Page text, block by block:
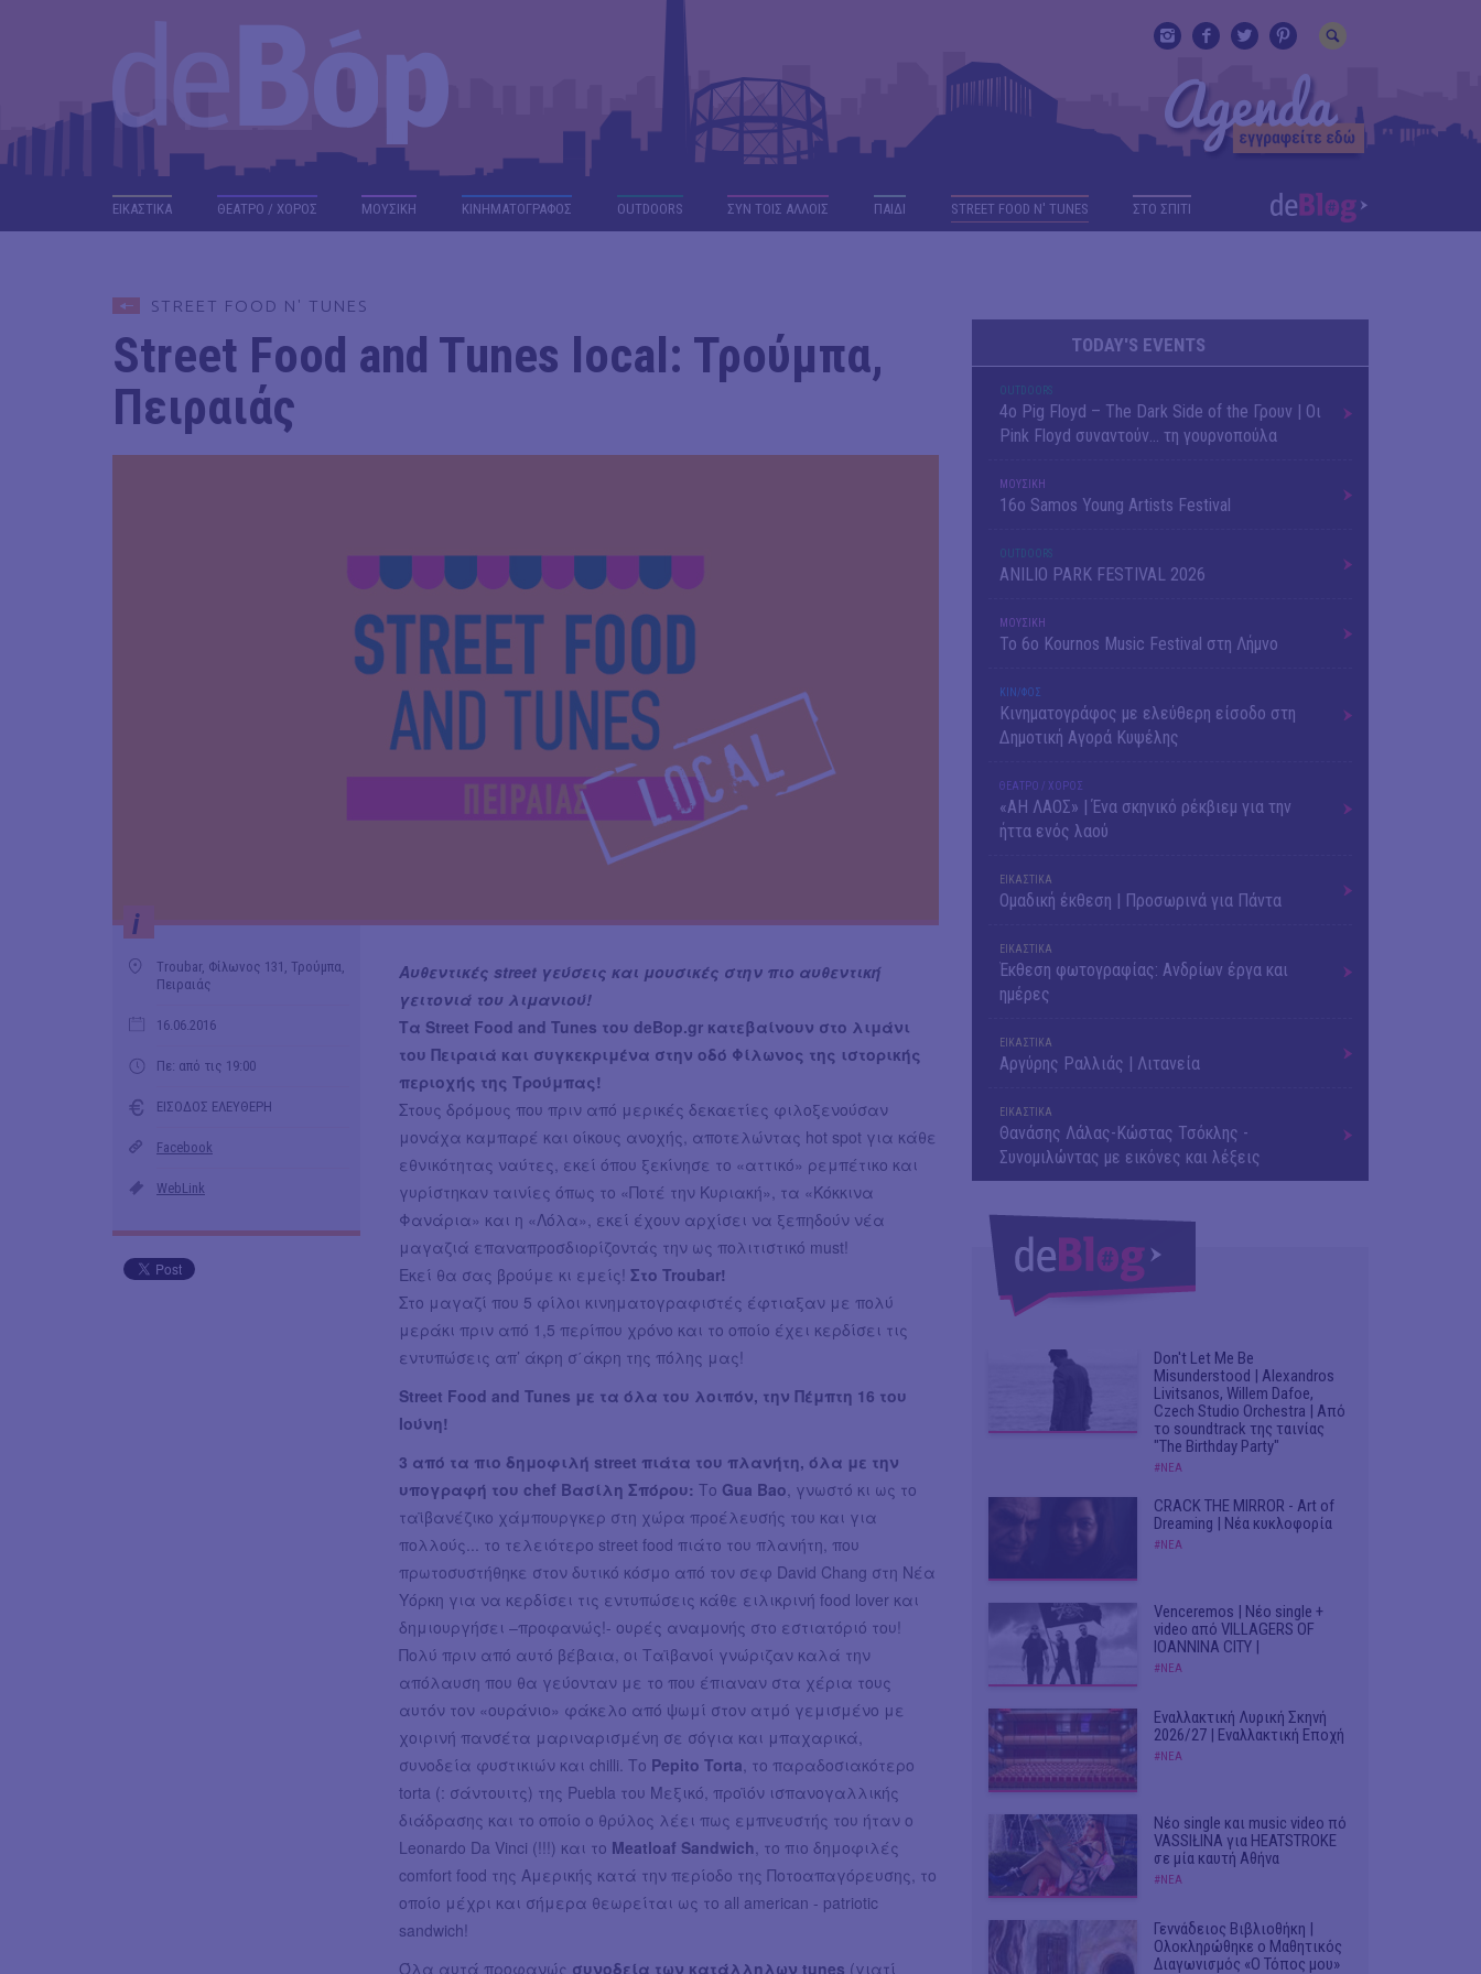
ΕΙΚΑΣΤΙΚΑ ΘΕΑΤΡΟ / ΧΟΡΟΣ ΜΟΥΣΙΚΗ ΚΙΝΗΜΑΤΟΓΡΑΦΟΣ OUTDΟORS ΣΥΝ ΤΟΙΣ ΑΛΛΟΙΣ ΠΑΙΔΙ STREET FOOD N' TUNES ΣΤΟ ΣΠΙΤΙ
STREET FOOD N' TUNES
Street Food and Tunes local: Τρούμπα,
Πειραιάς
i
Troubar, Φίλωνος 131, Τρούμπα,
Πειραιάς
16.06.2016
Πε: από τις 19:00
ΕΙΣΟΔΟΣ ΕΛΕΥΘΕΡΗ
Facebook
WebLink
Αυθεντικές street γεύσεις και μουσικές στην πιο αυθεντική
γειτονιά του λιμανιού!
Τα Street Food and Tunes του deBop.gr κατεβαίνουν στο λιμάνι
του Πειραιά και συγκεκριμένα στην οδό Φίλωνος της ιστορικής
περιοχής της Τρούμπας!
Στους δρόμους που πριν από μερικές δεκαετίες φιλοξενούσαν
μονάχα καμπαρέ και οίκους ανοχής, αποτελώντας hot spot για κάθε
εθνικότητας ναύτες, εκεί όπου ξεκίνησε το «αττικό» ρεμπέτικο και
γυρίστηκαν ταινίες όπως το «Ποτέ την Κυριακή», τα «Κόκκινα
Φανάρια» και η «Λόλα», εκεί έχουν αρχίσει να ξεπηδούν νέα
μαγαζιά επαναπροσδιορίζοντάς την ως πολιτιστικό must!
Εκεί θα σας βρούμε κι εμείς! Στο Troubar!
Στο μαγαζί που 5 φίλοι κινηματογραφιστές έφτιαξαν με πολύ
μεράκι πριν από 1,5 περίπου χρόνο και το οποίο έχει κερδίσει τις
εντυπώσεις απ’ άκρη σ΄άκρη της πόλης μας!
Street Food and Tunes με τα όλα του λοιπόν, την Πέμπτη 16 του
Ιούνη!
3 από τα πιο δημοφιλή street πιάτα του πλανήτη, όλα με την
υπογραφή του chef Βασίλη Σπόρου: Το Gua Bao , γνωστό κι ως το
ταϊβανέζικο χάμπουργκερ στη χώρα προέλευσής του και για
πολλούς... το τελειότερο street food πιάτο του πλανήτη, που
πρωτοσυστήθηκε στον δυτικό κόσμο από τον σεφ David Chang στη Νέα
Υόρκη για να κερδίσει τις εντυπώσεις κάθε ειλικρινή food lover και
δημιουργήσει –προφανώς!- ουρές αναμονής στο εστιατόριό του!
Πολύ πριν από αυτό βέβαια, οι Ταϊβανοί γνώριζαν καλά την
απόλαυση που θα γεύονταν με το που έπιαναν στα χέρια τους
αυτόν τον «ουράνιο» φάκελο από ψωμί στον ατμό γεμισμένο με
χοιρινή πανσέτα μαριναρισμένη σε σόγια και μπαχαρικά,
συνοδεία φυστικιών και chilli. Το Pepito Torta , το παραδοσιακότερο
torta (: σάντουιτς) της Puebla του Μεξικό, προϊόν ισπανογαλλικής
διάδρασης και το οποίο ο θρύλος λέει πως εμπνευστής του ήταν ο
Leonardo Da Vinci (!!!) και το Meatloaf Sandwich , το πιο δημοφιλές
comfort food της Αμερικής κατά την περίοδο της Ποτοαπαγόρευσης, το
οποίο μέχρι και σήμερα θεωρείται ως το all american - patriotic
sandwich!
Όλα αυτά προφανώς συνοδεία των κατάλληλων tunes (γιατί
TODAY'S EVENTS
OUTDΟORS
4ο Pig Floyd – The Dark Side of the Γρουν | Οι
Pink Floyd συναντούν… τη γουρνοπούλα
ΜΟΥΣΙΚΗ
16o Samos Young Artists Festival
OUTDΟORS
ANILIO PARK FESTIVAL 2026
ΜΟΥΣΙΚΗ
Το 6ο Kournos Music Festival στη Λήμνο
ΚΙΝ/ΦΟΣ
Κινηματογράφος με ελεύθερη είσοδο στη
Δημοτική Αγορά Κυψέλης
ΘΕΑΤΡΟ / ΧΟΡΟΣ
«ΑΗ ΛΑΟΣ» | Ένα σκηνικό ρέκβιεμ για την
ήττα ενός λαού
ΕΙΚΑΣΤΙΚΑ
Ομαδική έκθεση | Προσωρινά για Πάντα
ΕΙΚΑΣΤΙΚΑ
Έκθεση φωτογραφίας: Ανδρίων έργα και
ημέρες
ΕΙΚΑΣΤΙΚΑ
Αργύρης Ραλλιάς | Λιτανεία
ΕΙΚΑΣΤΙΚΑ
Θανάσης Λάλας-Κώστας Τσόκλης -
Συνομιλώντας με εικόνες και λέξεις
Don't Let Me Be
Misunderstood | Alexandros
Livitsanos, Willem Dafoe,
Czech Studio Orchestra | Από
το soundtrack της ταινίας
"The Birthday Party"
#ΝΕΑ
CRACK THE MIRROR - Art of
Dreaming | Νέα κυκλοφορία
#ΝΕΑ
Venceremos | Νέο single +
video από VILLAGERS OF
IOANNINA CITY |
#ΝΕΑ
Εναλλακτική Λυρική Σκηνή
2026/27 | Εναλλακτική Εποχή
#ΝΕΑ
Νέο single και music video πό
VASSIŁINA για HEATSTROKE
σε μία καυτή Αθήνα
#ΝΕΑ
Γεννάδειος Βιβλιοθήκη |
Ολοκληρώθηκε ο Μαθητικός
Διαγωνισμός «Ο Τόπος μου»